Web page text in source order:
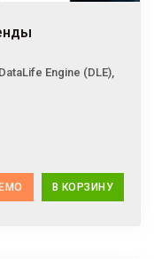
DataLife Engine (DLE)
В КОРЗИНУ